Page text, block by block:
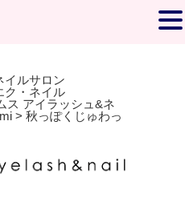
イルサロン
ク・ネイル
ス アイラッシュ&ネ
> 秋っぽくじゅわっ